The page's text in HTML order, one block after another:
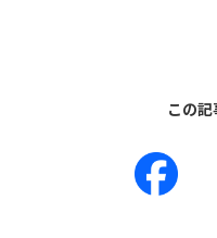
この